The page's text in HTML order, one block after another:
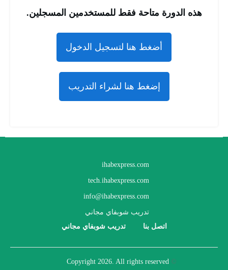
هذه الدورة متاحة فقط للمستخدمين المسجلين.
أضغط هنا لتسجيل الدخول
إضغط هنا لشراء التدريب
ihabexpress.com
tech.ihabexpress.com
info@ihabexpress.com
تدريب شوبفاي مجاني
اتصل بنا تدريب شوبفاي مجاني
©
2026. All rights reserved